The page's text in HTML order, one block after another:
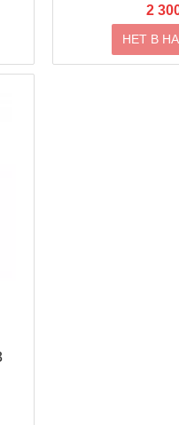
2
НЕТ В